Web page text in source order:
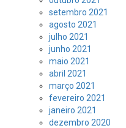
setembro 2021
agosto 2021
julho 2021
junho 2021
maio 2021
abril 2021
março 2021
fevereiro 2021
janeiro 2021
dezembro 2020